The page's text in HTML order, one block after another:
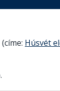
Húsvét